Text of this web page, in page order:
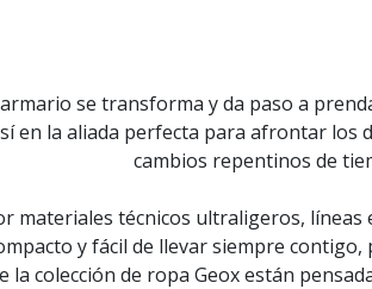
se transforma y da paso a
en la aliada perfecta para afrontar
cambios repentinos de
materiales técnicos ultraligeros,
y fácil de llevar siempre
colección de ropa Geox están